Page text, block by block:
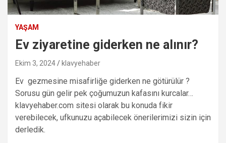
YAŞAM
Ev ziyaretine giderken ne alınır?
Ekim 3, 2024 klavyehaber
Ev gezmesine misafirliğe giderken ne götürülür ?
Sorusu gün gelir pek çoğumuzun kafasını kurcalar…
klavyehaber.com sitesi olarak bu konuda fikir
verebilecek, ufkunuzu açabilecek önerilerimizi sizin için
derledik.